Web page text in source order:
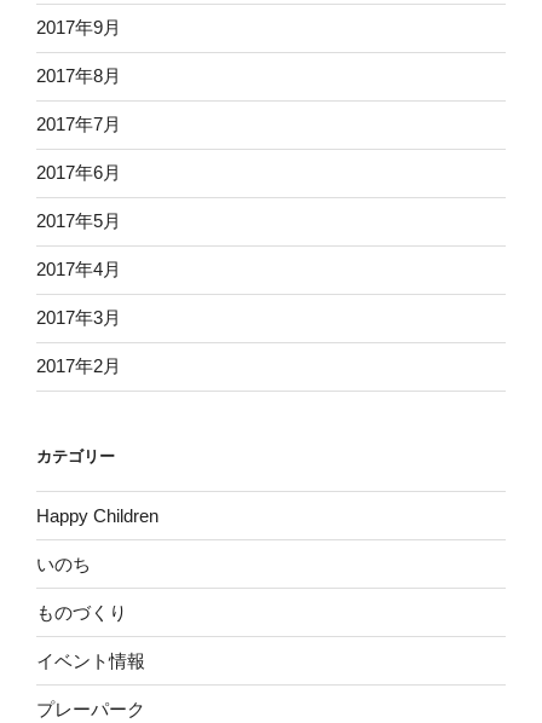
2017年9月
2017年8月
2017年7月
2017年6月
2017年5月
2017年4月
2017年3月
2017年2月
カテゴリー
Happy Children
いのち
ものづくり
イベント情報
プレーパーク